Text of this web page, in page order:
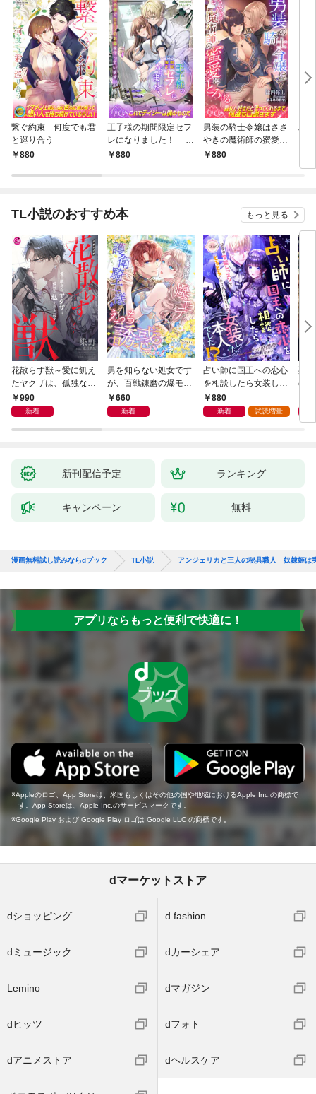
繋ぐ約束 何度でも君
と巡り合う
880
王子様の期間限定セフ
レになりました！ 錬
金術でヒミツのお薬を
880
男装の騎士令嬢はささ
やきの魔術師の蜜愛に
とろける
880
工
で
TL小説のおすすめ本 もっと見る
花散らす獣～愛に飢え
たヤクザは、孤独な私
をかき乱す～
990
新着
男を知らない処女です
が、百戦錬磨の爆モテ
護衛騎士様をえっちに
誘惑してみます！
660
新着
占い師に国王への恋心
を相談したら女装した
本人でした！？ 秘密
の官能レッスンでとろ
880
新着 試読増量
死
の
新刊配信予定 ランキング
キャンペーン 無料
漫画無料試し読みならdブック TL小説 アンジェリカと三人の秘具職人 奴隷姫は
アプリならもっと便利で快適に！
Appleのロゴ、App Storeは、米国もしくはその他の国や地域におけるApple Inc.の商標で
す。App Storeは、Apple Inc.のサービスマークです。
Google Play および Google Play ロゴは Google LLC の商標です。
dマーケットストア
dショッピング d fashion
dミュージック dカーシェア
Lemino dマガジン
dヒッツ dフォト
dアニメストア dヘルスケア